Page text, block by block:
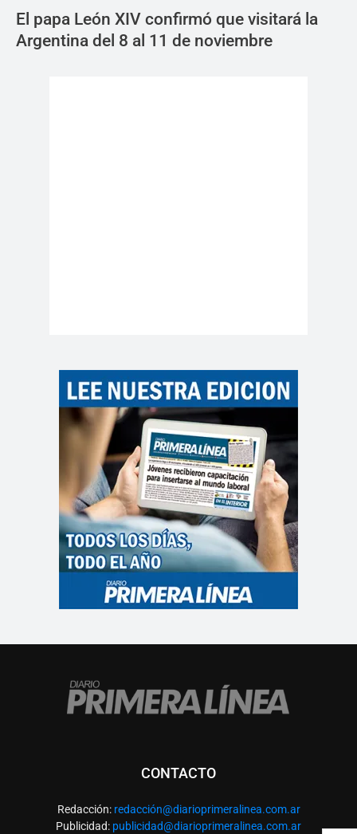
El papa León XIV confirmó que visitará la
Argentina del 8 al 11 de noviembre
CONTACTO
Redacción: redacción@diarioprimeralinea.com.ar
Publicidad: publicidad@diarioprimeralinea.com.ar